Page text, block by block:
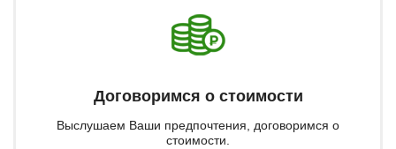
Договоримся о стоимости
Выслушаем Ваши предпочтения, договоримся о
стоимости.